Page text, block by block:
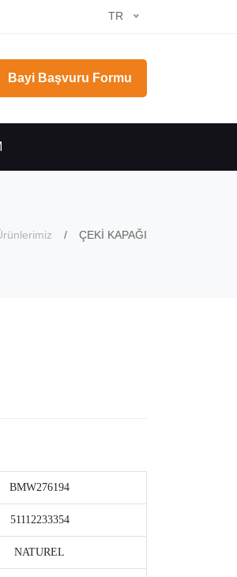
TR
Bayi Başvuru Formu
ÇEKİ KAPAĞI
BMW276194
51112233354
NATUREL